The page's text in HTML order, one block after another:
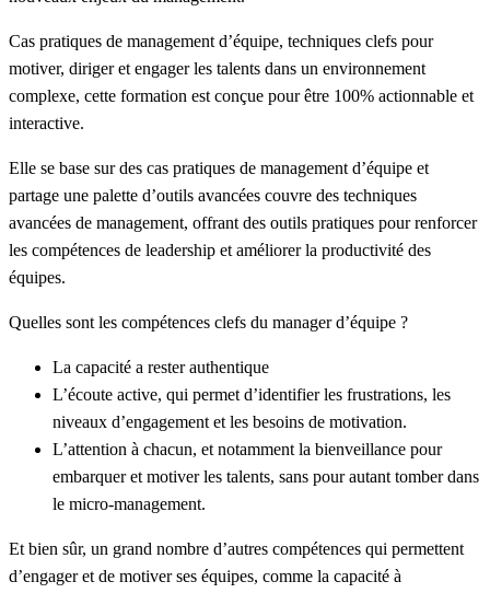
Cas pratiques de management d’équipe, techniques clefs pour
motiver, diriger et engager les talents dans un environnement
complexe, cette formation est conçue pour être 100% actionnable et
interactive.
Elle se base sur des cas pratiques de management d’équipe et
partage une palette d’outils avancées couvre des techniques
avancées de management, offrant des outils pratiques pour renforcer
les compétences de leadership et améliorer la productivité des
équipes.
Quelles sont les compétences clefs du manager d’équipe ?
La capacité a resterauthentique
L’écoute active, qui permet d’identifier les frustrations, les
niveaux d’engagement et les besoins de motivation.
L’attention à chacun, et notamment la bienveillance pour
embarquer et motiver les talents, sans pour autant tomber dans
le micro-management.
Et bien sûr, un grand nombre d’autres compétences qui permettent
d’engager et de motiver ses équipes, comme la capacité à